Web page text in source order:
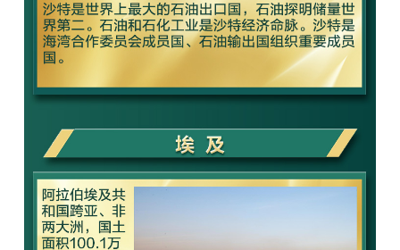
Русский язык 日本語 한국어
Deutsch Português